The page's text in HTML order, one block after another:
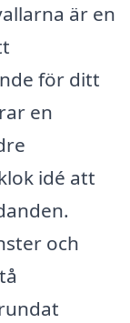
är en
för ditt
en
idé att
och